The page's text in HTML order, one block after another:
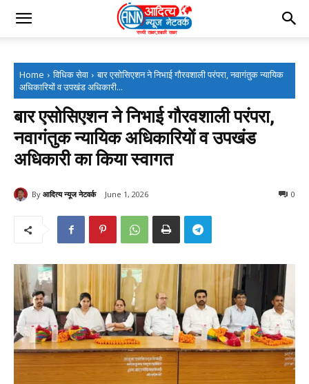
Home विधिक सेवा
बार एसोसिएशन ने निभाई गौरवशाली परंपरा, नवागंतुक न्यायिक
अधिकारियों व उपखंड अधिकारी...
बार एसोसिएशन ने निभाई गौरवशाली परंपरा,
नवागंतुक न्यायिक अधिकारियों व उपखंड
अधिकारी का किया स्वागत
By आदित्य न्यूज नेटवर्क June 1, 2026 0